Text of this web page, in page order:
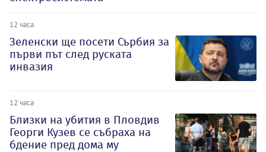
12 часа
Зеленски ще посети Сърбия за
първи път след руската
инвазия
12 часа
Близки на убития в Пловдив
Георги Кузев се събраха на
бдение пред дома му